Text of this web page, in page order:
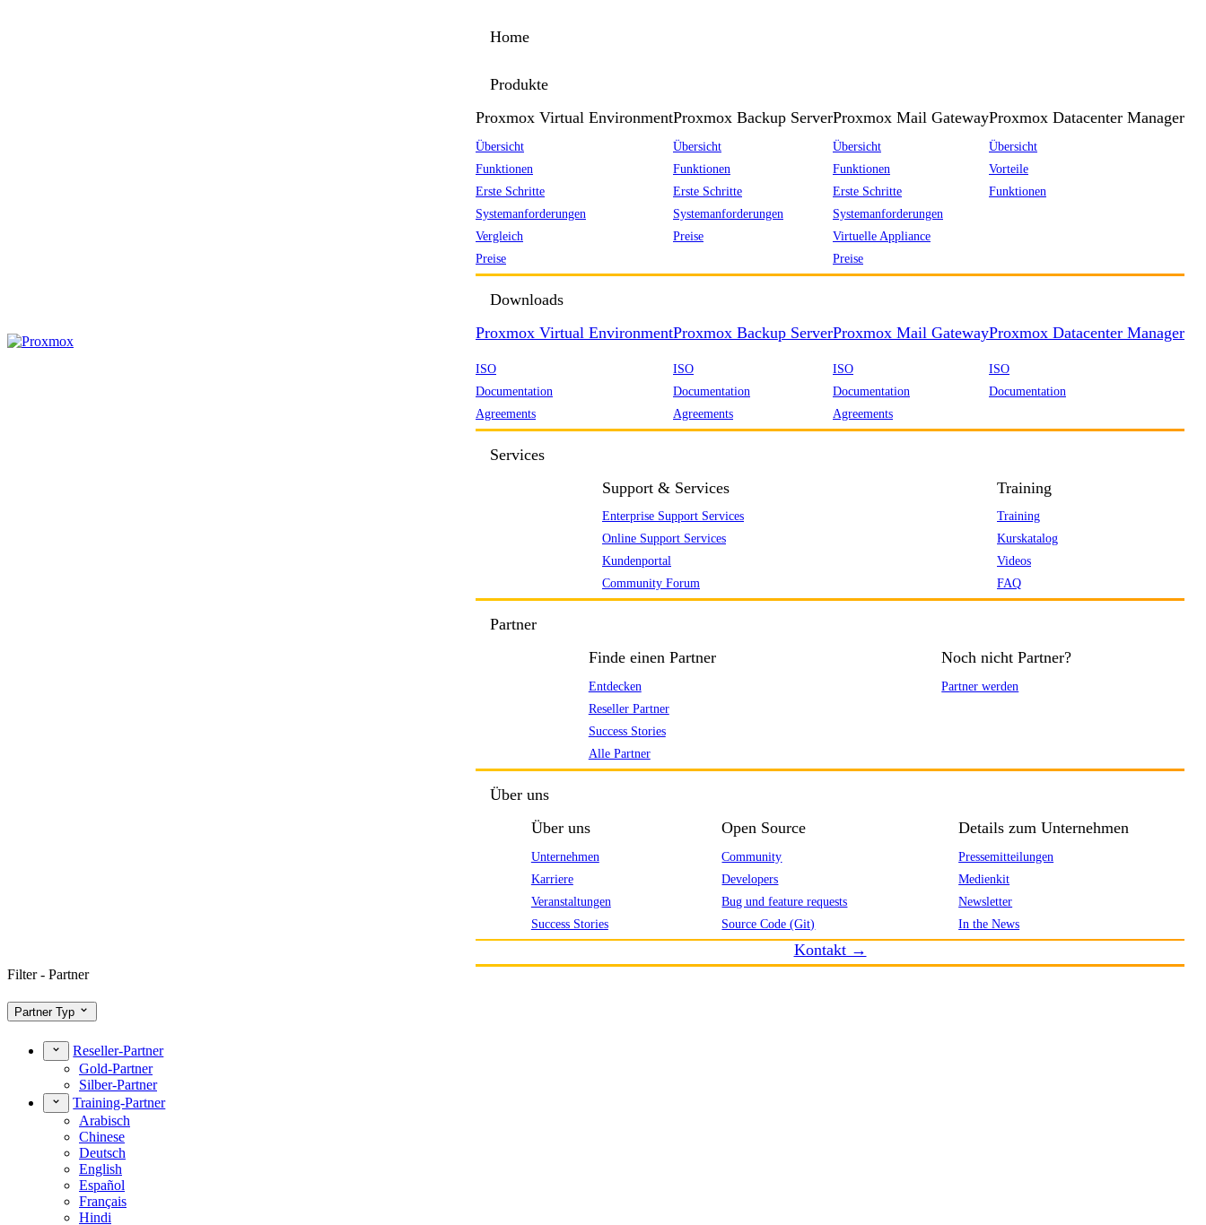
Home
Produkte
Proxmox Virtual Environment
Übersicht
Funktionen
Erste Schritte
Systemanforderungen
Vergleich
Preise
Proxmox Backup Server
Übersicht
Funktionen
Erste Schritte
Systemanforderungen
Preise
Proxmox Mail Gateway
Übersicht
Funktionen
Erste Schritte
Systemanforderungen
Virtuelle Appliance
Preise
Proxmox Datacenter Manager
Übersicht
Vorteile
Funktionen
Downloads
Proxmox Virtual Environment
ISO
Documentation
Agreements
Proxmox Backup Server
ISO
Documentation
Agreements
Proxmox Mail Gateway
ISO
Documentation
Agreements
Proxmox Datacenter Manager
ISO
Documentation
Services
Support & Services
Enterprise Support Services
Online Support Services
Kundenportal
Community Forum
Training
Training
Kurskatalog
Videos
FAQ
Partner
Finde einen Partner
Entdecken
Reseller Partner
Success Stories
Alle Partner
Noch nicht Partner?
Partner werden
Über uns
Über uns
Unternehmen
Karriere
Veranstaltungen
Success Stories
Open Source
Community
Developers
Bug und feature requests
Source Code (Git)
Details zum Unternehmen
Pressemitteilungen
Medienkit
Newsletter
In the News
Kontakt →
Filter - Partner
Partner Typ
Reseller-Partner
Gold-Partner
Silber-Partner
Training-Partner
Arabisch
Chinese
Deutsch
English
Español
Français
Hindi